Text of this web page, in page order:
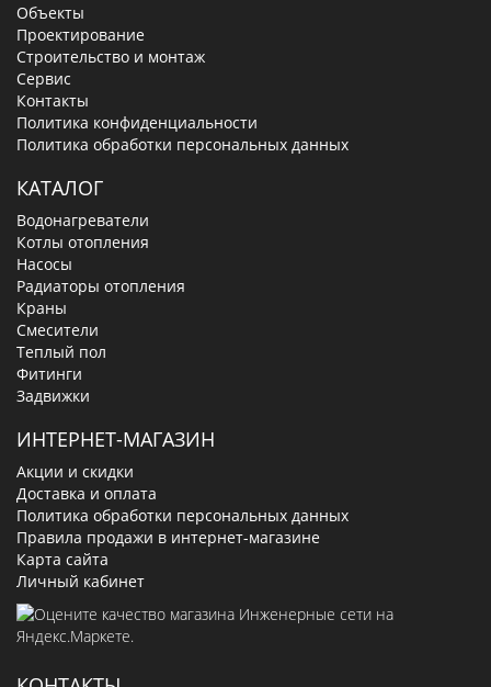
Объекты
Проектирование
Строительство и монтаж
Сервис
Контакты
Политика конфиденциальности
Политика обработки персональных данных
КАТАЛОГ
Водонагреватели
Котлы отопления
Насосы
Радиаторы отопления
Краны
Смесители
Теплый пол
Фитинги
Задвижки
ИНТЕРНЕТ-МАГАЗИН
Акции и скидки
Доставка и оплата
Политика обработки персональных данных
Правила продажи в интернет-магазине
Карта сайта
Личный кабинет